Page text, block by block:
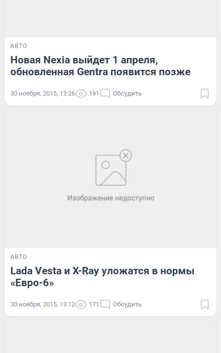
АВТО
Новая Nexia выйдет 1 апреля,
обновленная Gentra появится позже
30 ноября, 2015, 13:26 191 Обсудить
АВТО
Lada Vesta и X-Ray уложатся в нормы
«Евро-6»
30 ноября, 2015, 13:12 171 Обсудить